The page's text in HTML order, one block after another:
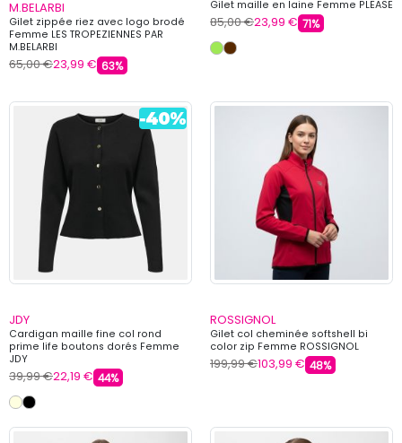
M.BELARBI
Gilet zippée riez avec logo brodé
Femme LES TROPEZIENNES PAR
M.BELARBI
65,00 €23,99 € 63%
Gilet maille en laine Femme PLEASE
85,00 €23,99 € 71%
JDY
Cardigan maille fine col rond
prime life boutons dorés Femme
JDY
39,99 €22,19 € 44%
ROSSIGNOL
Gilet col cheminée softshell bi
color zip Femme ROSSIGNOL
199,99 €103,99 € 48%